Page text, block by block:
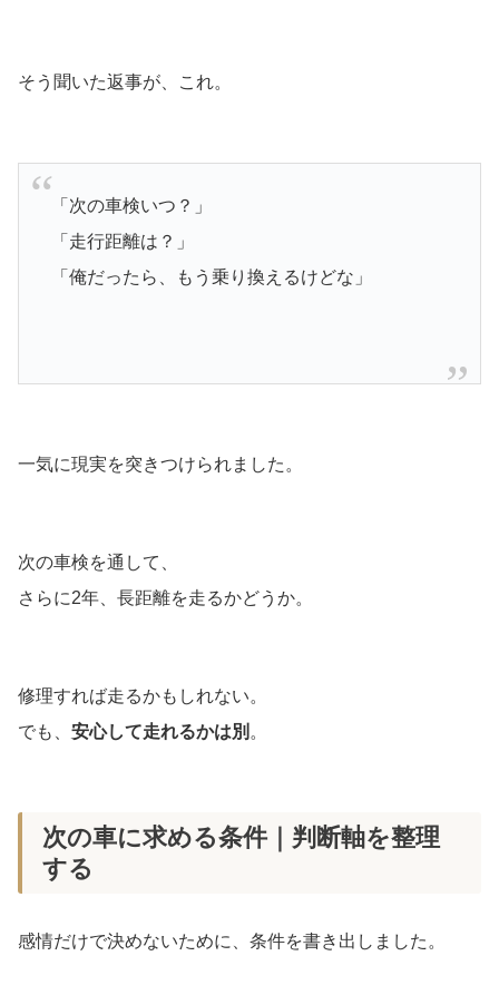
そう聞いた返事が、これ。
「次の車検いつ？」
「走行距離は？」
「俺だったら、もう乗り換えるけどな」
一気に現実を突きつけられました。
次の車検を通して、
さらに2年、長距離を走るかどうか。
修理すれば走るかもしれない。
でも、 安心して走れるかは別 。
次の車に求める条件｜判断軸を整理
する
感情だけで決めないために、条件を書き出しました。